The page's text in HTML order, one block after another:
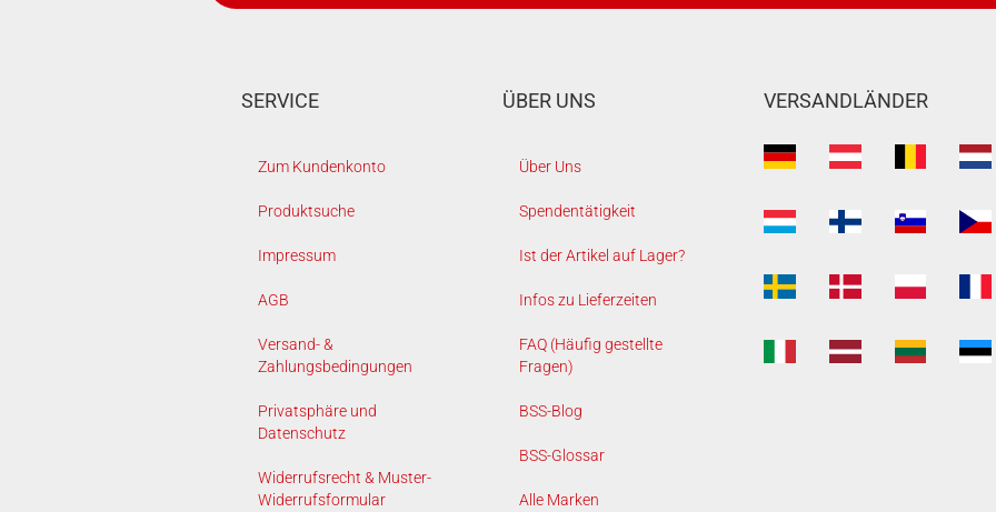
SERVICE
Zum Kundenkonto
Produktsuche
Impressum
AGB
Versand- &
Zahlungsbedingungen
Privatsphäre und
Datenschutz
Widerrufsrecht & Muster-
Widerrufsformular
ÜBER UNS
Über Uns
Spendentätigkeit
Ist der Artikel auf Lager?
Infos zu Lieferzeiten
FAQ (Häufig gestellte
Fragen)
BSS-Blog
BSS-Glossar
Alle Marken
VERSANDLÄNDER